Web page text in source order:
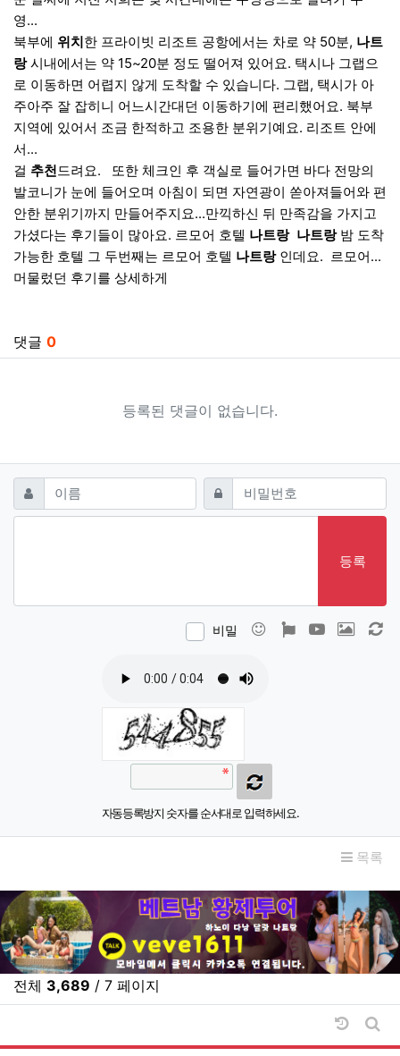
영...
북부에 위치한 프라이빗 리조트 공항에서는 차로 약 50분, 나트
랑시내에서는 약 15~20분 정도 떨어져 있어요. 택시나 그랩으
로 이동하면 어렵지 않게 도착할 수 있습니다. 그랩, 택시가 아
주아주 잘 잡히니 어느시간대던 이동하기에 편리했어요. 북부
지역에 있어서 조금 한적하고 조용한 분위기예요. 리조트 안에
서...
걸 추천드려요. ​ ​ 또한 체크인 후 객실로 들어가면 바다 전망의
발코니가 눈에 들어오며 아침이 되면 자연광이 쏟아져들어와 편
안한 분위기까지 만들어주지요...만끽하신 뒤 만족감을 가지고
가셨다는 후기들이 많아요. 르모어 호텔 나트랑​ 나트랑밤 도착
가능한 호텔 그 두번째는 르모어 호텔 나트랑인데요. ​ 르모어...
머물렀던 후기를 상세하게
댓글 0
등록된 댓글이 없습니다.
댓글쓰기
이름 필수 비밀번호필수
등록
비밀 이모티콘폰트어썸
동영상 이미지
자동등록방지 숫자를 순서대로 입력하세요.
목록
전체 3,689 / 7 페이지
날짜순
게